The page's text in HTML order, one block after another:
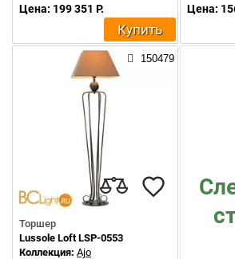
Цена: 199 351 Р.
Купить
Цена:
150479
Торшер
Lussole Loft LSP-0553
Коллекция: Ajo